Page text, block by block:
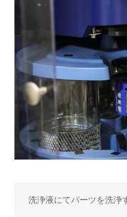
洗浄液にてパーツを洗浄